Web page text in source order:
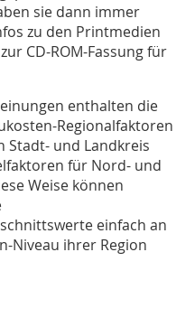
sie dann immer
zu den Printmedien
CD-ROM-Fassung für
enthalten die
Regionalfaktoren
Stadt- und Landkreis
für Nord- und
Weise können
einfach an
Niveau ihrer Region